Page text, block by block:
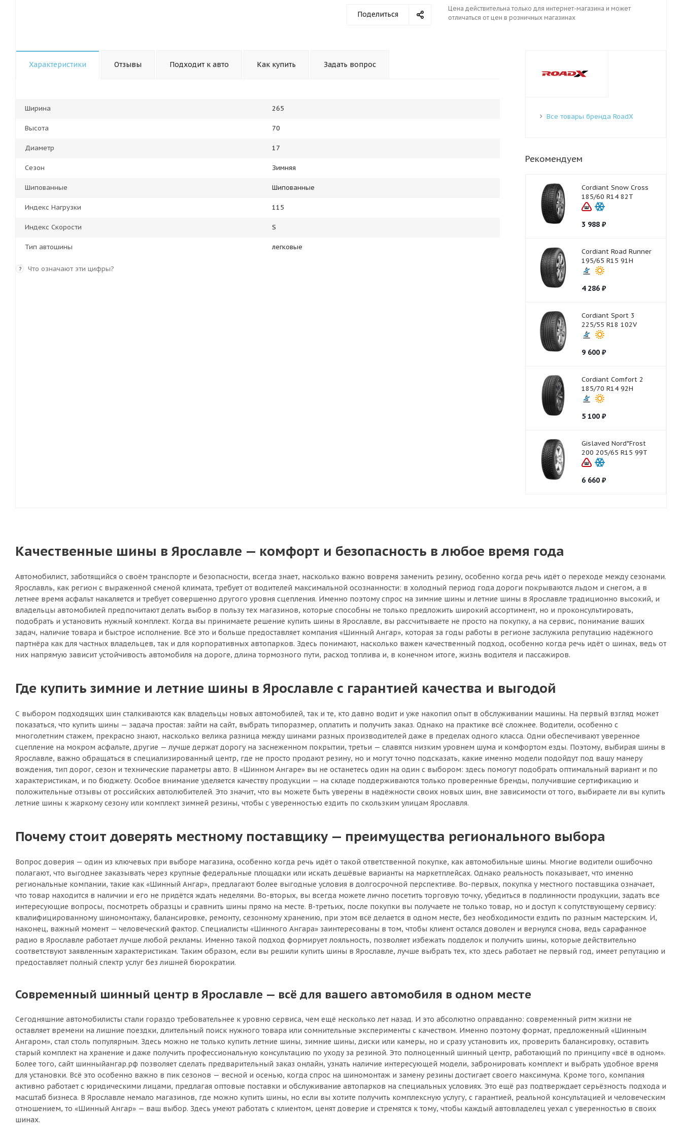
Поделиться
Цена действительна только для интернет-магазина и может
отличаться от цен в розничных магазинах
Характеристики Отзывы Подходит к авто Как купить Задать вопрос
Ширина 265
Высота 70
Диаметр 17
Сезон Зимняя
Шипованные Шипованные
Индекс Нагрузки 115
Индекс Скорости S
Тип автошины легковые
? Что означают эти цифры?
Все товары бренда RoadX
Рекомендуем
Cordiant Snow Cross
185/60 R14 82T
3 988 ₽
Cordiant Road Runner
195/65 R15 91H
4 286 ₽
Cordiant Sport 3
225/55 R18 102V
9 600 ₽
Cordiant Comfort 2
185/70 R14 92H
5 100 ₽
Gislaved Nord*Frost
200 205/65 R15 99T
6 660 ₽
Качественные шины в Ярославле — комфорт и безопасность в любое время года
Автомобилист, заботящийся о своём транспорте и безопасности, всегда знает, насколько важно вовремя заменить резину, особенно когда речь идёт о переходе между сезонами.
Ярославль, как регион с выраженной сменой климата, требует от водителей максимальной осознанности: в холодный период года дороги покрываются льдом и снегом, а в
летнее время асфальт накаляется и требует совершенно другого уровня сцепления. Именно поэтому спрос на зимние шины и летние шины в Ярославле традиционно высокий, и
владельцы автомобилей предпочитают делать выбор в пользу тех магазинов, которые способны не только предложить широкий ассортимент, но и проконсультировать,
подобрать и установить нужный комплект. Когда вы принимаете решение купить шины в Ярославле, вы рассчитываете не просто на покупку, а на сервис, понимание ваших
задач, наличие товара и быстрое исполнение. Всё это и больше предоставляет компания «Шинный Ангар», которая за годы работы в регионе заслужила репутацию надёжного
партнёра как для частных владельцев, так и для корпоративных автопарков. Здесь понимают, насколько важен качественный подход, особенно когда речь идёт о шинах, ведь от
них напрямую зависит устойчивость автомобиля на дороге, длина тормозного пути, расход топлива и, в конечном итоге, жизнь водителя и пассажиров.
Где купить зимние и летние шины в Ярославле с гарантией качества и выгодой
С выбором подходящих шин сталкиваются как владельцы новых автомобилей, так и те, кто давно водит и уже накопил опыт в обслуживании машины. На первый взгляд может
показаться, что купить шины — задача простая: зайти на сайт, выбрать типоразмер, оплатить и получить заказ. Однако на практике всё сложнее. Водители, особенно с
многолетним стажем, прекрасно знают, насколько велика разница между шинами разных производителей даже в пределах одного класса. Одни обеспечивают уверенное
сцепление на мокром асфальте, другие — лучше держат дорогу на заснеженном покрытии, третьи — славятся низким уровнем шума и комфортом езды. Поэтому, выбирая шины в
Ярославле, важно обращаться в специализированный центр, где не просто продают резину, но и могут точно подсказать, какие именно модели подойдут под вашу манеру
вождения, тип дорог, сезон и технические параметры авто. В «Шинном Ангаре» вы не останетесь один на один с выбором: здесь помогут подобрать оптимальный вариант и по
характеристикам, и по бюджету. Особое внимание уделяется качеству продукции — на складе поддерживаются только проверенные бренды, получившие сертификацию и
положительные отзывы от российских автолюбителей. Это значит, что вы можете быть уверены в надёжности своих новых шин, вне зависимости от того, выбираете ли вы купить
летние шины к жаркому сезону или комплект зимней резины, чтобы с уверенностью ездить по скользким улицам Ярославля.
Почему стоит доверять местному поставщику — преимущества регионального выбора
Вопрос доверия — один из ключевых при выборе магазина, особенно когда речь идёт о такой ответственной покупке, как автомобильные шины. Многие водители ошибочно
полагают, что выгоднее заказывать через крупные федеральные площадки или искать дешёвые варианты на маркетплейсах. Однако реальность показывает, что именно
региональные компании, такие как «Шинный Ангар», предлагают более выгодные условия в долгосрочной перспективе. Во-первых, покупка у местного поставщика означает,
что товар находится в наличии и его не придётся ждать неделями. Во-вторых, вы всегда можете лично посетить торговую точку, убедиться в подлинности продукции, задать все
интересующие вопросы, посмотреть образцы и сравнить шины прямо на месте. В-третьих, после покупки вы получаете не только товар, но и доступ к сопутствующему сервису:
квалифицированному шиномонтажу, балансировке, ремонту, сезонному хранению, при этом всё делается в одном месте, без необходимости ездить по разным мастерским. И,
наконец, важный момент — человеческий фактор. Специалисты «Шинного Ангара» заинтересованы в том, чтобы клиент остался доволен и вернулся снова, ведь сарафанное
радио в Ярославле работает лучше любой рекламы. Именно такой подход формирует лояльность, позволяет избежать подделок и получить шины, которые действительно
соответствуют заявленным характеристикам. Таким образом, если вы решили купить шины в Ярославле, лучше выбрать тех, кто здесь работает не первый год, имеет репутацию и
предоставляет полный спектр услуг без лишней бюрократии.
Современный шинный центр в Ярославле — всё для вашего автомобиля в одном месте
Сегодняшние автомобилисты стали гораздо требовательнее к уровню сервиса, чем ещё несколько лет назад. И это абсолютно оправданно: современный ритм жизни не
оставляет времени на лишние поездки, длительный поиск нужного товара или сомнительные эксперименты с качеством. Именно поэтому формат, предложенный «Шинным
Ангаром», стал столь популярным. Здесь можно не только купить летние шины, зимние шины, диски или камеры, но и сразу установить их, проверить балансировку, оставить
старый комплект на хранение и даже получить профессиональную консультацию по уходу за резиной. Это полноценный шинный центр, работающий по принципу «всё в одном».
Более того, сайт шинныйангар.рф позволяет сделать предварительный заказ онлайн, узнать наличие интересующей модели, забронировать комплект и выбрать удобное время
для установки. Всё это особенно важно в пик сезонов — весной и осенью, когда спрос на шиномонтаж и замену резины достигает своего максимума. Кроме того, компания
активно работает с юридическими лицами, предлагая оптовые поставки и обслуживание автопарков на специальных условиях. Это ещё раз подтверждает серьёзность подхода и
масштаб бизнеса. В Ярославле немало магазинов, где можно купить шины, но если вы хотите получить комплексную услугу, с гарантией, реальной консультацией и человеческим
отношением, то «Шинный Ангар» — ваш выбор. Здесь умеют работать с клиентом, ценят доверие и стремятся к тому, чтобы каждый автовладелец уехал с уверенностью в своих
шинах.